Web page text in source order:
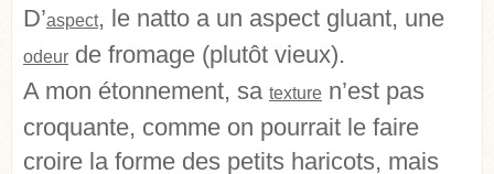
D’aspect, le natto a un aspect gluant, une
odeur de fromage (plutôt vieux).
A mon étonnement, sa texture n’est pas
croquante, comme on pourrait le faire
croire la forme des petits haricots, mais